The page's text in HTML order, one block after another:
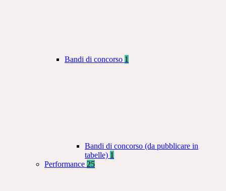
Bandi di concorso 1
Bandi di concorso (da pubblicare in
tabelle) 1
Performance 25